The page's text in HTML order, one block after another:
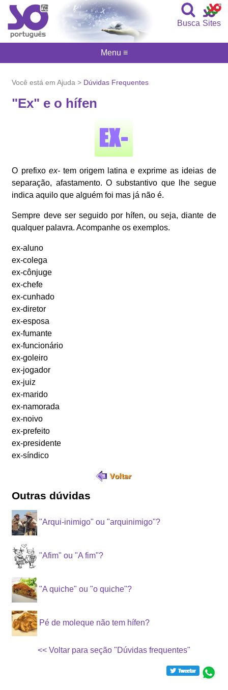
Sites
Busca
Você está em Ajuda > Dúvidas Frequentes
"Ex" e o hífen
O prefixo ex-tem origem latina e exprime as ideias de
separação, afastamento. O substantivo que lhe segue
indica aquilo que alguém foi mas já não é.
Sempre deve ser seguido por hífen, ou seja, diante de
qualquer palavra. Acompanhe os exemplos.
ex-aluno
ex-colega
ex-cônjuge
ex-chefe
ex-cunhado
ex-diretor
ex-esposa
ex-fumante
ex-funcionário
ex-goleiro
ex-jogador
ex-juiz
ex-marido
ex-namorada
ex-noivo
ex-prefeito
ex-presidente
ex-síndico
Outras dúvidas
"Arqui-inimigo" ou "arquinimigo"?
"Afim" ou "A fim"?
"A quiche" ou "o quiche"?
Pé de moleque não tem hífen?
<< Voltar para seção "Dúvidas frequentes"